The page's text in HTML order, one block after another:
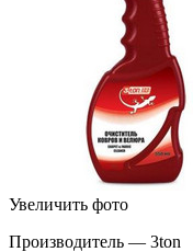
Увеличить фото
Производитель — 3ton